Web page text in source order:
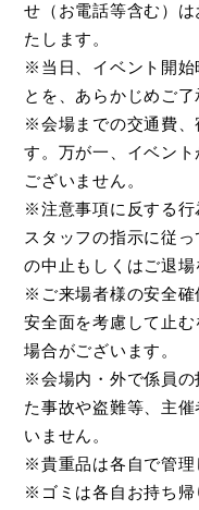
せ（お電話等含む）
たします。
※当日、イベント開始
とを、あらかじめご了
※会場までの交通費、
す。万が一、イベン
ございません。
※注意事項に反する行
スタッフの指示に従
の中止もしくはご退場
※ご来場者様の安全確
安全面を考慮して止
場合がございます。
※会場内・外で係員の
た事故や盗難等、主
いません。
※貴重品は各自で管理
※ゴミは各自お持ち帰